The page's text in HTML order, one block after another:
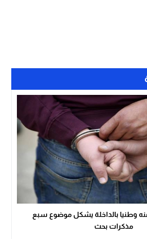
وطنيا بالداخلة يشكل موضوع سبع
مذكرات بحث